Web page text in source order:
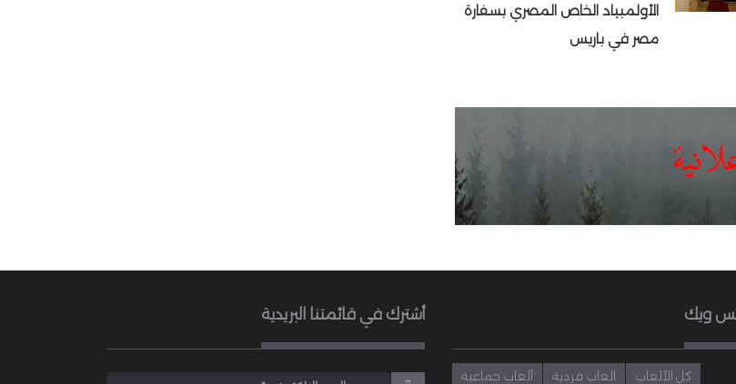
الأولمبياد الخاص المصري بسفارة
مصر في باريس
ويك
ألعاب جماعية العاب فردية كل الألعاب
أشترك في قائمتنا البريدية